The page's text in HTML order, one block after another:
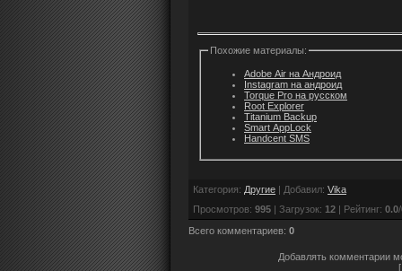
Похожие материалы:
Adobe Air на Андроид
Instagram на андроид
Torque Pro на русском
Root Explorer
Titanium Backup
Smart AppLock
Handcent SMS
Категория: Другие | Добавил: Vika
Просмотров: 995 | Загрузок: 12 | Рейтинг: 0.0/
Всего комментариев: 0
Добавлять комментарии